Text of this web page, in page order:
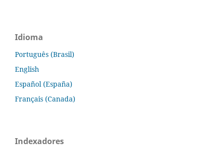
Idioma
Português (Brasil)
English
Español (España)
Français (Canada)
Indexadores